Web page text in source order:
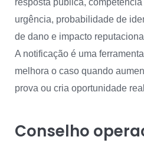
resposta pública,
urgência, probabilidade de
de dano e impacto
A notificação é uma
melhora o caso quando
prova ou cria oportunidade
Conselho